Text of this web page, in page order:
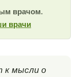
врачом.
врачи
к мысли о